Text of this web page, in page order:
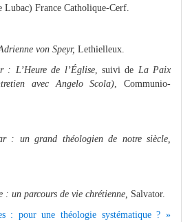
Lubac) France Catholique-Cerf.
von Speyr, Lethielleux.
: L’Heure de l’Église, suivi de La Paix
avec Angelo Scola) , Communio-
: un grand théologien de notre siècle,
: un parcours de vie chrétienne, Salvator.
: pour une théologie systématique ? »